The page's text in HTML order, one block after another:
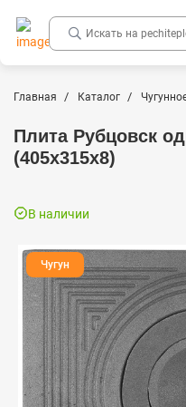
Главная Каталог
Плита Рубцовск
(405х315х8)
В наличии
Чугун